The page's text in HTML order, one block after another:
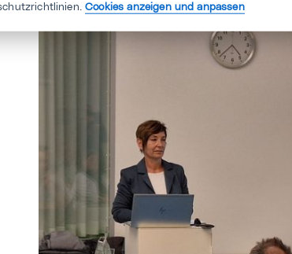
Cookies anzeigen und anpassen